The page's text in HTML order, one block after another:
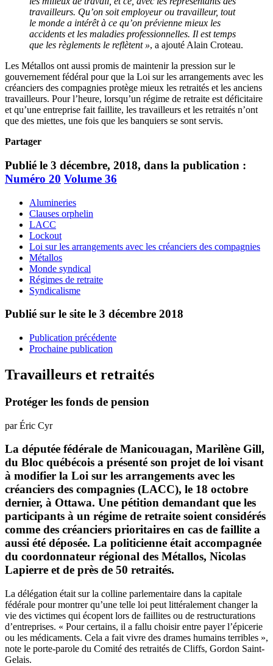
travailleurs. Qu’on soit employeur ou travailleur, tout
le monde a intérêt à ce qu’on prévienne mieux les
accidents et les maladies professionnelles. Il est temps
que les règlements le reflètent », a ajouté Alain Croteau.
Les Métallos ont aussi promis de maintenir la pression sur le
gouvernement fédéral pour que la Loi sur les arrangements avec les
créanciers des compagnies protège mieux les retraités et les anciens
travailleurs. Pour l’heure, lorsqu’un régime de retraite est déficitaire
et qu’une entreprise fait faillite, les travailleurs et les retraités n’ont
que des miettes, une fois que les banquiers se sont servis.
Partager
Publié le 3 décembre, 2018, dans la publication :
Numéro 20 Volume 36
Alumineries
Clauses orphelin
LACC
Lockout
Loi sur les arrangements avec les créanciers des compagnies
Métallos
Monde syndical
Régimes de retraite
Syndicalisme
Publié sur le site le 3 décembre 2018
Publication précédente
Prochaine publication
Travailleurs et retraités
Protéger les fonds de pension
par Éric Cyr
La députée fédérale de Manicouagan, Marilène Gill,
du Bloc québécois a présenté son projet de loi visant
à modifier la Loi sur les arrangements avec les
créanciers des compagnies (LACC), le 18 octobre
dernier, à Ottawa. Une pétition demandant que les
participants à un régime de retraite soient considérés
comme des créanciers prioritaires en cas de faillite a
aussi été déposée. La politicienne était accompagnée
du coordonnateur régional des Métallos, Nicolas
Lapierre et de près de 50 retraités.
La délégation était sur la colline parlementaire dans la capitale
fédérale pour montrer qu’une telle loi peut littéralement changer la
vie des victimes qui écopent lors de faillites ou de restructurations
d’entreprises. « Pour certains, il a fallu choisir entre payer l’épicerie
ou les médicaments. Cela a fait vivre des drames humains terribles »,
note le porte-parole du Comité des retraités de Cliffs, Gordon Saint-
Gelais.